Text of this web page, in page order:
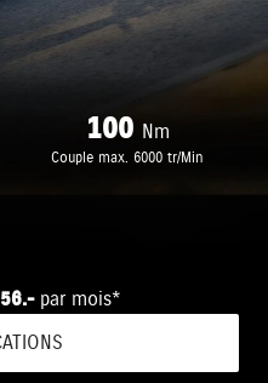
100 Nm
Couple max. 6000 tr/Min
par mois*